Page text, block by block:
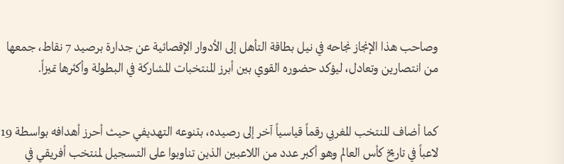
وصاحب هذا الإنجاز نجاحه في نيل بطاقة التأهل إلى الأدوار الإقصائية عن جدارة برصيد 7 نقاط، جمعها
من انتصارين وتعادل، ليؤكد حضوره القوي بين أبرز المنتخبات المشاركة في البطولة وأكثرها تميزاً.
كما أضاف المنتخب المغربي رقماً قياسياً آخر إلى رصيده، بتنوعه التهديفي حيث أحرز أهدافه بواسطة 19
لاعباً في تاريخ كأس العالم وهو أكبر عدد من اللاعبين الذين تناوبوا على التسجيل لمنتخب أفريقي في